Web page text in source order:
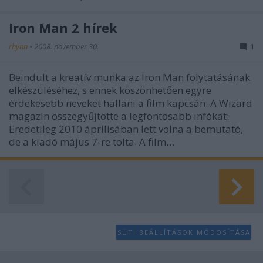
Iron Man 2 hírek
rhynn • 2008. november 30. 1
Beindult a kreatív munka az Iron Man folytatásának
elkészüléséhez, s ennek köszönhetően egyre
érdekesebb neveket hallani a film kapcsán. A Wizard
magazin összegyűjtötte a legfontosabb infókat:
Eredetileg 2010 áprilisában lett volna a bemutató,
de a kiadó május 7-re tolta. A film…
SÜTI BEÁLLÍTÁSOK MÓDOSÍTÁSA